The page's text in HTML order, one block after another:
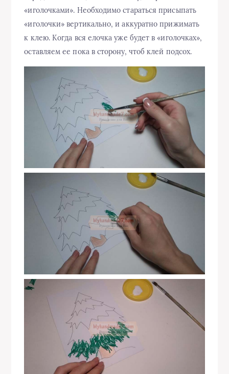
«иголочками». Необходимо стараться присыпать
«иголочки» вертикально, и аккуратно прижимать
к клею. Когда вся елочка уже будет в «иголочках»,
оставляем ее пока в сторону, чтоб клей подсох.